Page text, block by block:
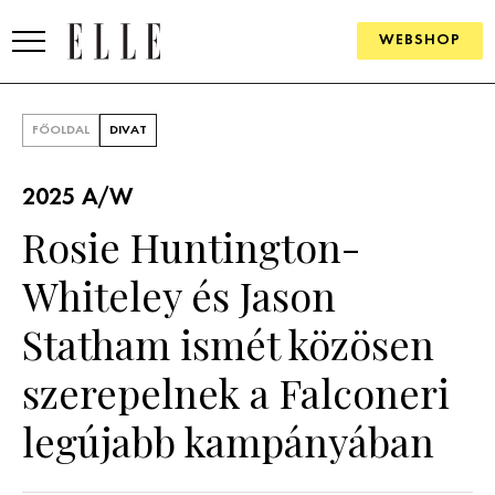
WEBSHOP
GOURMET AWARDS
SZÉPSÉG
ÉLETMÓD
FŐOLDAL DIVAT
2025 A/W
Rosie Huntington-
Whiteley és Jason
Statham ismét közösen
szerepelnek a Falconeri
legújabb kampányában